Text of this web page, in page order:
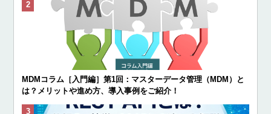
MDMコラム［入門編］第1回：マスターデータ管理（MDM）と
は？メリットや進め方、導入事例をご紹介！